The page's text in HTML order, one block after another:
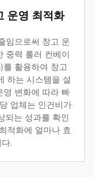
운영 최적화
임으로써 창고 운
중력 롤러 컨베이
활용하여 창고
하는 시스템을 설
영 변화에 따라 빠
업체는 인건비가
되는 성과를 확인
적화에 얼마나 효
.